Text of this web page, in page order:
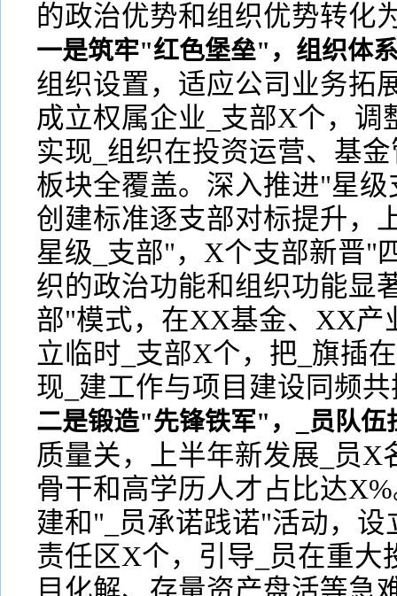
的政治优势和组织优势转化
一是筑牢"红色堡垒"，组织体
组织设置，适应公司业务拓
成立权属企业_支部X个，调
实现_组织在投资运营、基
板块全覆盖。深入推进"星
创建标准逐支部对标提升，
星级_支部"，X个支部新晋"
织的政治功能和组织功能显
部"模式，在XX基金、XX产
立临时_支部X个，把_旗插
现_建工作与项目建设同频
二是锻造"先锋铁军"，_员队伍
质量关，上半年新发展_员X
骨干和高学历人才占比达
建和"_员承诺践诺"活动，设
责任区X个，引导_员在重大